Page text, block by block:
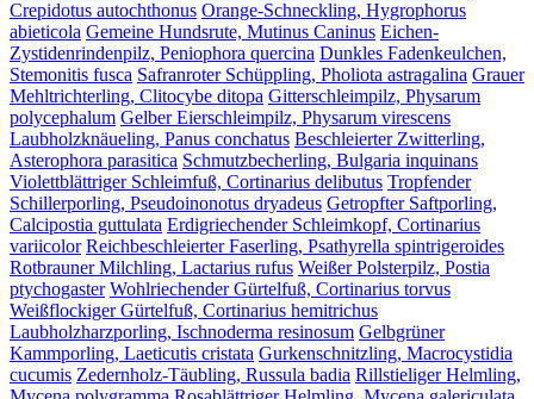
Crepidotus autochthonus Orange-Schneckling, Hygrophorus
abieticola Gemeine Hundsrute, Mutinus Caninus Eichen-
Zystidenrindenpilz, Peniophora quercina Dunkles Fadenkeulchen,
Stemonitis fusca Safranroter Schüppling, Pholiota astragalina Grauer
Mehltrichterling, Clitocybe ditopa Gitterschleimpilz, Physarum
polycephalum Gelber Eierschleimpilz, Physarum virescens
Laubholzknäueling, Panus conchatus Beschleierter Zwitterling,
Asterophora parasitica Schmutzbecherling, Bulgaria inquinans
Violettblättriger Schleimfuß, Cortinarius delibutus Tropfender
Schillerporling, Pseudoinonotus dryadeus Getropfter Saftporling,
Calcipostia guttulata Erdigriechender Schleimkopf, Cortinarius
variicolor Reichbeschleierter Faserling, Psathyrella spintrigeroides
Rotbrauner Milchling, Lactarius rufus Weißer Polsterpilz, Postia
ptychogaster Wohlriechender Gürtelfuß, Cortinarius torvus
Weißflockiger Gürtelfuß, Cortinarius hemitrichus
Laubholzharzporling, Ischnoderma resinosum Gelbgrüner
Kammporling, Laeticutis cristata Gurkenschnitzling, Macrocystidia
cucumis Zedernholz-Täubling, Russula badia Rillstieliger Helmling,